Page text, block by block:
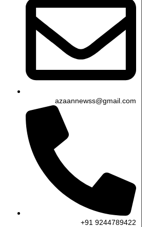
azaannewss@gmail.com
+91 9244789422